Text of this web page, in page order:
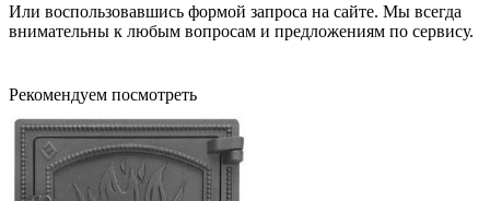
Или воспользовавшись формой запроса на сайте. Мы всегда
внимательны к любым вопросам и предложениям по сервису.
Рекомендуем посмотреть